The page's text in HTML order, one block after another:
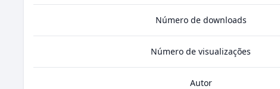
Número de downloads
Número de visualizações
Autor